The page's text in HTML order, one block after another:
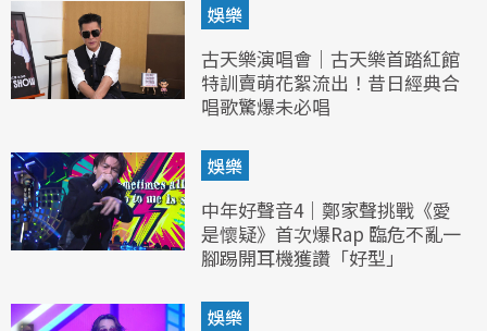
娛樂
古天樂演唱會｜古天樂首踏紅館
特訓賣萌花絮流出！昔日經典合
唱歌驚爆未必唱
娛樂
中年好聲音4｜鄭家聲挑戰《愛
是懷疑》首次爆Rap 臨危不亂一
腳踢開耳機獲讚「好型」
娛樂